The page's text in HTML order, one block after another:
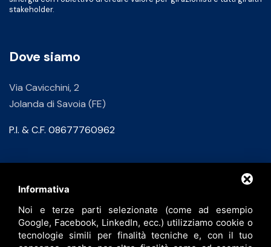
stakeholder.
Dove siamo
Via Cavicchini, 2
Jolanda di Savoia (FE)
P.I. & C.F. 08677760962
info@bfspa.it
+39 0532 836102
Informativa
Noi e terze parti selezionate (come ad esempio
Google, Facebook, LinkedIn, ecc.) utilizziamo cookie o
tecnologie simili per finalità tecniche e, con il tuo